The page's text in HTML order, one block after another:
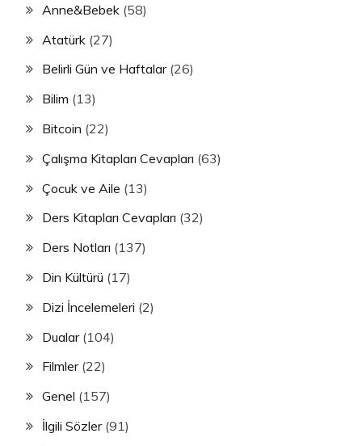
Anne&Bebek (58)
Atatürk (27)
Belirli Gün ve Haftalar(26)
Bilim (13)
Bitcoin (22)
Çalışma Kitapları Cevapları (63)
Çocuk ve Aile (13)
Ders Kitapları Cevapları (32)
Ders Notları (137)
Din Kültürü (17)
Dizi İncelemeleri (2)
Dualar(104)
Filmler(22)
Genel (157)
İlgili Sözler(91)